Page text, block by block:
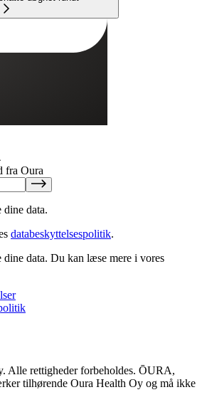
fra Oura
dine data.
databeskyttelsespolitik.
dine data. Du kan læse mere i vores
Alle rettigheder forbeholdes. ŌURA,
tilhørende Oura Health Oy og må ikke